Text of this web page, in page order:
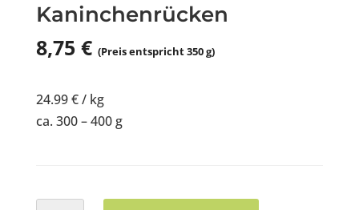
Kaninchenrücken
8,75 € (Preis entspricht 350 g)
24.99 € / kg
ca. 300 – 400 g